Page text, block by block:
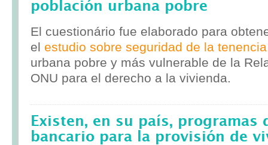
población urbana pobre
El cuestionário fue elaborado para
el estudio sobre seguridad de la tenencia
urbana pobre y más vulnerable de la
ONU para el derecho a la vivienda.
Existen, en su país, programas
bancario para la provisión de